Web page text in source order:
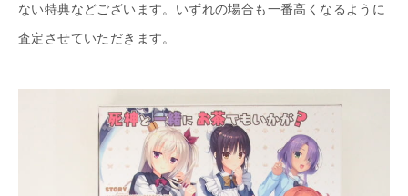
ない特典などございます。いずれの場合も一番高くなるように
査定させていただきます。